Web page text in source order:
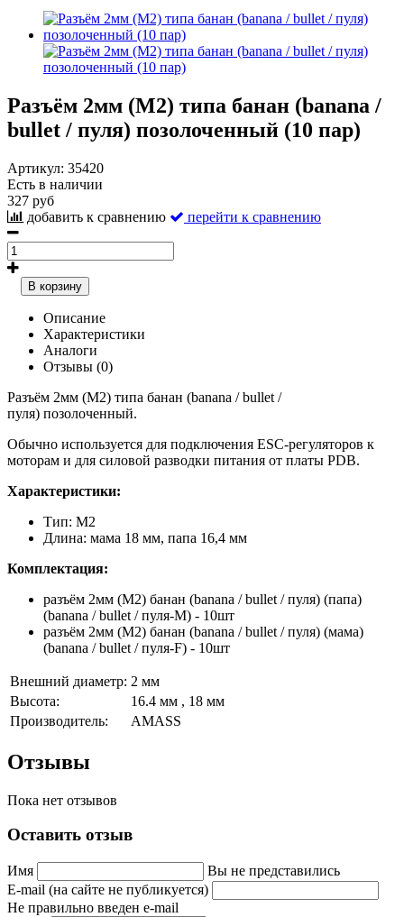
Разъём 2мм (М2) типа банан (banana /
bullet / пуля) позолоченный (10 пар)
Артикул: 35420
Есть в наличии
327 руб
добавить к сравнению
перейти к сравнению
В корзину
Описание
Характеристики
Аналоги
Отзывы (0)
Разъём 2мм (М2) типа банан (banana / bullet /
пуля) позолоченный.
Обычно используется для подключения ESC-регуляторов к
моторам и для силовой разводки питания от платы PDB.
Характеристики:
Тип: M2
Длина: мама 18 мм, папа 16,4 мм
Комплектация:
разъём 2мм (М2) банан (banana / bullet / пуля) (папа)
(banana / bullet / пуля-M) - 10шт
разъём 2мм (М2) банан (banana / bullet / пуля) (мама)
(banana / bullet / пуля-F) - 10шт
Внешний диаметр: 2 мм
Высота:
16.4 мм , 18 мм
Производитель:
AMASS
Отзывы
Пока нет отзывов
Оставить отзыв
Имя
Вы не представились
E-mail (на сайте не публикуется)
Не правильно введен e-mail